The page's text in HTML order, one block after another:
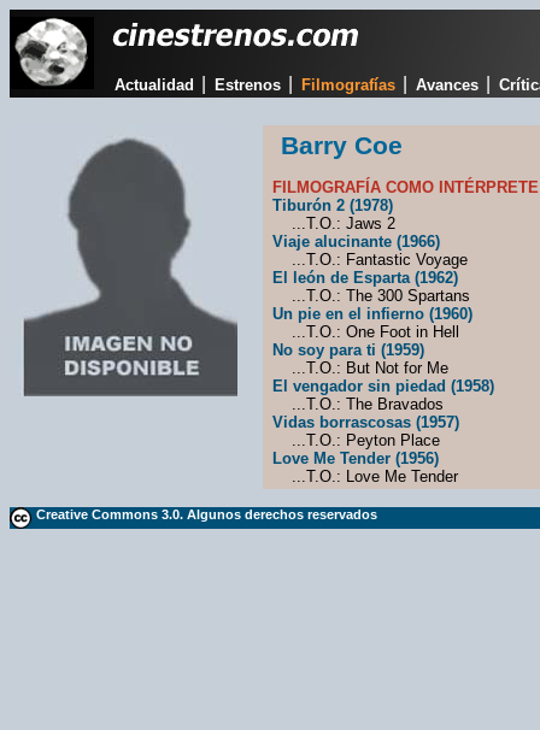
Actualidad Estrenos Filmografías Avances
Barry Coe
FILMOGRAFÍA COMO
Tiburón 2 (1978)
...T.O.: Jaws 2
Viaje alucinante (1966)
...T.O.: Fantastic Voyage
El león de Esparta (1962)
...T.O.: The 300 Spartans
Un pie en el infierno (1960)
...T.O.: One Foot in Hell
No soy para ti (1959)
...T.O.: But Not for Me
El vengador sin piedad (1958)
...T.O.: The Bravados
Vidas borrascosas (1957)
...T.O.: Peyton Place
Love Me Tender (1956)
...T.O.: Love Me Tender
Creative Commons 3.0. Algunos derechos reservados